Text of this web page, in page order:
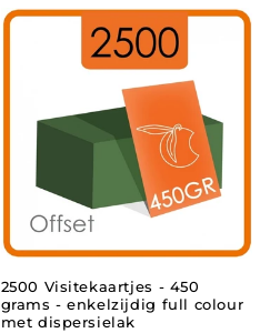
2500 Visitekaartjes - 450
grams - enkelzijdig full colour
met dispersielak